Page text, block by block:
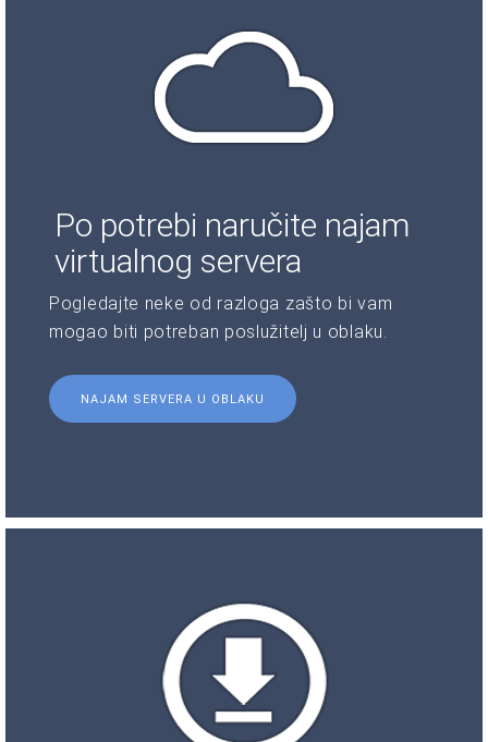
Po potrebi naručite najam
virtualnog servera
Pogledajte neke od razloga zašto bi vam
mogao biti potreban poslužitelj u oblaku.
NAJAM SERVERA U OBLAKU